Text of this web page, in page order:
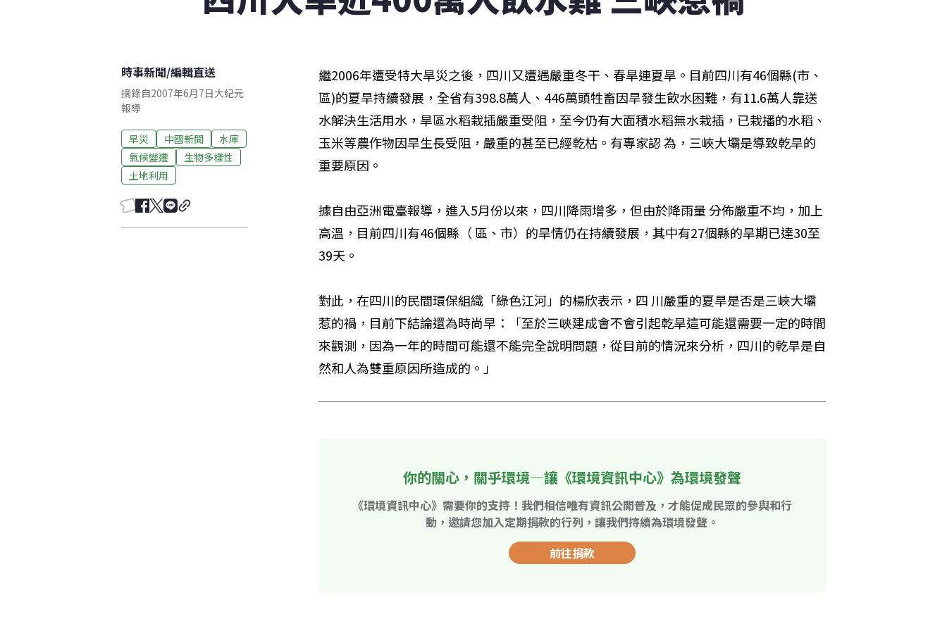
時事新聞/編輯直送
摘錄自2007年6月7日大紀元
報導
旱災 中國新聞
水庫
氣候變遷
生物多樣性
土地利用
繼2006年遭受特大旱災之後，四川又遭遇嚴重冬干、春旱連夏旱。目前四川有46個縣(市、
區)的夏旱持續發展，全省有398.8萬人、446萬頭牲畜因旱發生飲水困難，有11.6萬人靠送
水解決生活用水，旱區水稻栽插嚴重受阻，至今仍有大面積水稻無水栽插，已栽播的水稻、
玉米等農作物因旱生長受阻，嚴重的甚至已經乾枯。有專家認 為，三峽大壩是導致乾旱的
重要原因。
據自由亞洲電臺報導，進入5月份以來，四川降雨增多，但由於降雨量 分佈嚴重不均，加上
高溫，目前四川有46個縣（ 區、市）的旱情仍在持續發展，其中有27個縣的旱期已達30至
39天。
對此，在四川的民間環保組織「綠色江河」的楊欣表示，四 川嚴重的夏旱是否是三峽大壩
惹的禍，目前下結論還為時尚早：「至於三峽建成會不會引起乾旱這可能還需要一定的時間
來觀測，因為一年的時間可能還不能完全說明問題，從目前的情況來分析，四川的乾旱是自
然和人為雙重原因所造成的。」
你的關心，關乎環境—讓《環境資訊中心》為環境發聲
《環境資訊中心》需要你的支持！我們相信唯有資訊公開普及，才能促成民眾的參與和行
動，邀請您加入定期捐款的行列，讓我們持續為環境發聲。
前往捐款